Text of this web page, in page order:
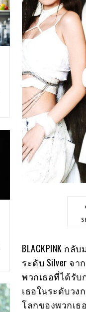
BLACKPINK ก
ระดับ Silver จา
พวกเธอที่ได้รั
เธอในระดับวง
โลกของพวกเธ